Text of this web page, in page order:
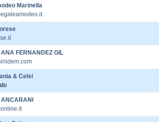
Marinella
FERNANDEZ GIL
& Celsi